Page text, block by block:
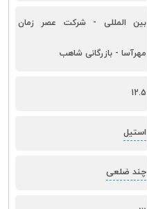
بین المللی - شرکت عصر زمان
مهرآسا - بازرگانی شاهب
12.5
استیل
چند ضلعی